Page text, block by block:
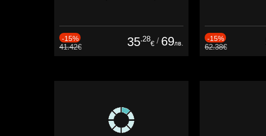
-15%
41.42€ 35.28
€ / 69лв.
-15%
62.38€